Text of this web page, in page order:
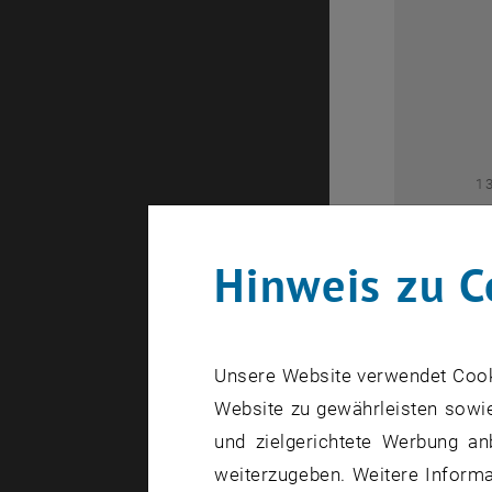
Hinweis zu
Unsere Website verwendet
Website zu gewährleisten
und zielgerichtete Werbung
weiterzugeben. Weitere